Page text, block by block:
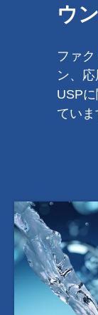
ウ
ファ
ン、
USP
ていま